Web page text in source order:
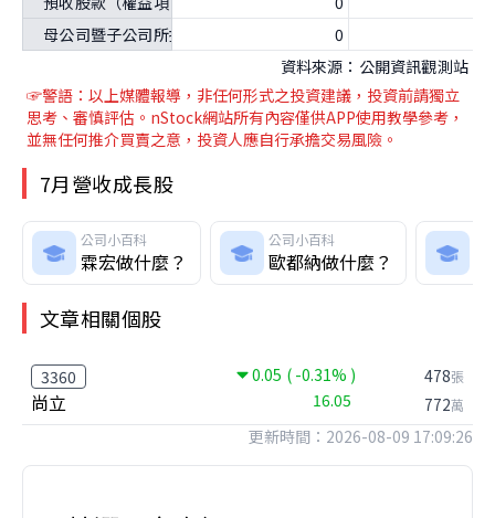
母公司暨子公司所持有之母公司庫藏股股數（單位：股）
0
資料來源：公開資訊觀測站
☞警語：以上媒體報導 ，非任何形式之投資建議，投資前請獨立
思考、審慎評估。nStock網站所有內容僅供APP使用教學參考，
並無任何推介買賣之意，投資人應自行承擔交易風險。
7月營收成長股
公司小百科
霖宏做什麼？
公司小百科
歐都納做什麼？
文章相關個股
3360 0.05 ( -0.31% )
尚立 16.05
478張
772萬
更新時間：2026-08-09 17:09:26